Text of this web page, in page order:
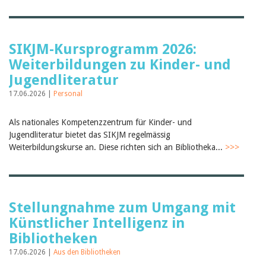
SIKJM-Kursprogramm 2026:
Weiterbildungen zu Kinder- und
Jugendliteratur
17.06.2026 | Personal
Als nationales Kompetenzzentrum für Kinder- und
Jugendliteratur bietet das SIKJM regelmässig
Weiterbildungskurse an. Diese richten sich an Bibliotheka... >>>
Stellungnahme zum Umgang mit
Künstlicher Intelligenz in
Bibliotheken
17.06.2026 | Aus den Bibliotheken